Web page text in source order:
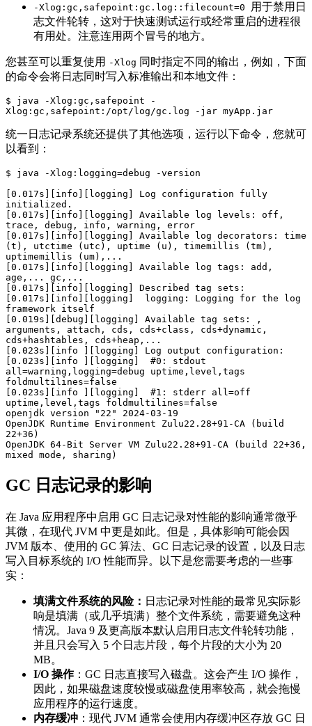
-Xlog:gc,safepoint:gc.log::filecount=0 用于禁用日
志文件轮转，这对于快速测试运行或经常重启的进程很
有用处。注意连用两个冒号的地方。
您甚至可以重复使用 -Xlog 同时指定不同的输出，例如，下面
的命令会将日志同时写入标准输出和本地文件：
$ java -Xlog:gc,safepoint -
Xlog:gc,safepoint:/opt/log/gc.log -jar myApp.jar
统一日志记录系统还提供了其他选项，运行以下命令，您就可
以看到：
$ java -Xlog:logging=debug -version
[0.017s][info][logging] Log configuration fully
initialized.
[0.017s][info][logging] Available log levels: off,
trace, debug, info, warning, error
[0.017s][info][logging] Available log decorators: time
(t), utctime (utc), uptime (u), timemillis (tm),
uptimemillis (um),...
[0.017s][info][logging] Available log tags: add,
age,... gc,...
[0.017s][info][logging] Described tag sets:
[0.017s][info][logging]  logging: Logging for the log
framework itself
[0.019s][debug][logging] Available tag sets: ,
arguments, attach, cds, cds+class, cds+dynamic,
cds+hashtables, cds+heap,...
[0.023s][info ][logging] Log output configuration:
[0.023s][info ][logging]  #0: stdout
all=warning,logging=debug uptime,level,tags
foldmultilines=false
[0.023s][info ][logging]  #1: stderr all=off
uptime,level,tags foldmultilines=false
openjdk version "22" 2024-03-19
OpenJDK Runtime Environment Zulu22.28+91-CA (build
22+36)
OpenJDK 64-Bit Server VM Zulu22.28+91-CA (build 22+36,
mixed mode, sharing)
GC 日志记录的影响
在 Java 应用程序中启用 GC 日志记录对性能的影响通常微乎
其微，在现代 JVM 中更是如此。但是，具体影响可能会因
JVM 版本、使用的 GC 算法、GC 日志记录的设置，以及日志
写入目标系统的 I/O 性能而异。以下是您需要考虑的一些事
实：
填满文件系统的风险： 日志记录对性能的最常见实际影
响是填满（或几乎填满）整个文件系统，需要避免这种
情况。Java 9 及更高版本默认启用日志文件轮转功能，
并且只会写入 5 个日志片段，每个片段的大小为 20
MB。
I/O 操作：GC 日志直接写入磁盘。这会产生 I/O 操作，
因此，如果磁盘速度较慢或磁盘使用率较高，就会拖慢
应用程序的运行速度。
内存缓冲 ：现代 JVM 通常会使用内存缓冲区存放 GC 日